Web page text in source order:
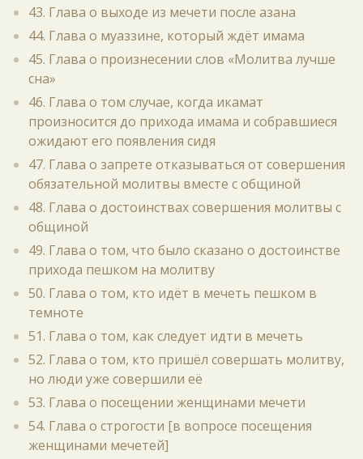
43. Глава о выходе из мечети после азана
44. Глава о муаззине, который ждёт имама
45. Глава о произнесении слов «Молитва лучше
сна»
46. Глава о том случае, когда икамат
произносится до прихода имама и собравшиеся
ожидают его появления сидя
47. Глава о запрете отказываться от совершения
обязательной молитвы вместе с общиной
48. Глава о достоинствах совершения молитвы с
общиной
49. Глава о том, что было сказано о достоинстве
прихода пешком на молитву
50. Глава о том, кто идёт в мечеть пешком в
темноте
51. Глава о том, как следует идти в мечеть
52. Глава о том, кто пришёл совершать молитву,
но люди уже совершили её
53. Глава о посещении женщинами мечети
54. Глава о строгости [в вопросе посещения
женщинами мечетей]